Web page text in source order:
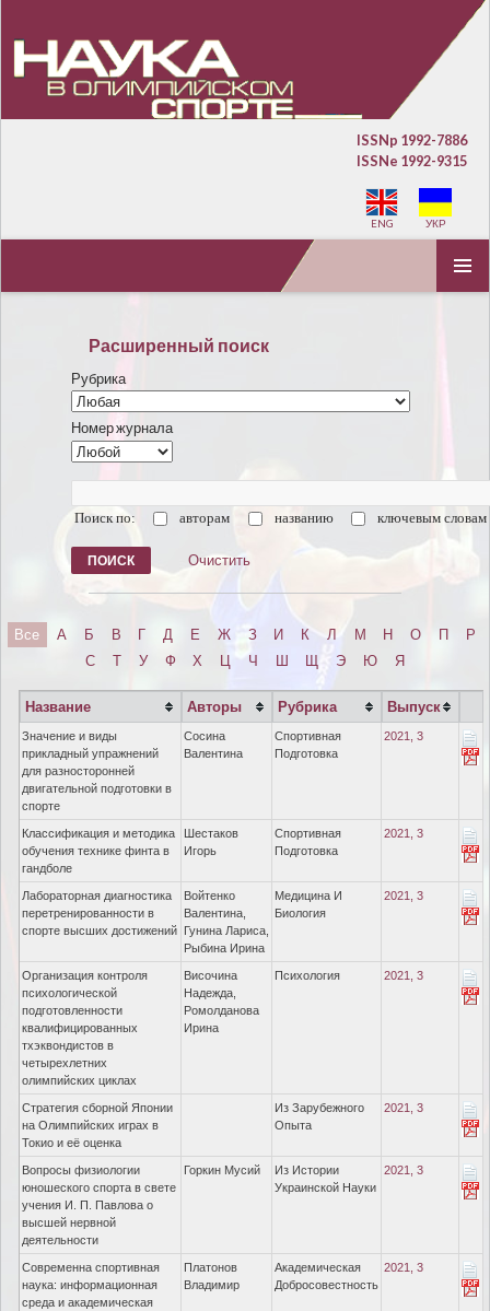
ISSNp 1992-7886
ISSNe 1992-9315
ENG УКР
Расширенный поиск
Рубрика
Номер журнала
Поиск по: авторам названию ключевым словам
Очистить
Все А Б В Г Д Е Ж З И К Л М Н О П
Р
С
Т У Ф Х Ц Ч Ш Щ Э Ю Я
Название Авторы Рубрика Выпуск
Значение и виды
прикладный упражнений
для разносторонней
двигательной подготовки в
спорте
Сосина
Валентина
Спортивная
Подготовка
2021, 3
Классификация и методика
обучения технике финта в
гандболе
Шестаков
Игорь
Спортивная
Подготовка
2021, 3
Лабораторная диагностика
перетренированности в
спорте высших достижений
Войтенко
Валентина,
Гунина Лариса,
Рыбина Ирина
Медицина И
Биология
2021, 3
Организация контроля
психологической
подготовленности
квалифицированных
тхэквондистов в
четырехлетних
олимпийских циклах
Височина
Надежда,
Ромолданова
Ирина
Психология 2021, 3
Стратегия сборной Японии
на Олимпийских играх в
Токио и её оценка
Из Зарубежного
Опыта
2021, 3
Вопросы физиологии
юношеского спорта в свете
учения И. П. Павлова о
высшей нервной
деятельности
Горкин Мусий
Из Истории
Украинской Науки
2021, 3
Современна спортивная
наука: информационная
среда и академическая
Платонов
Владимир
Академическая
Добросовестность
2021, 3